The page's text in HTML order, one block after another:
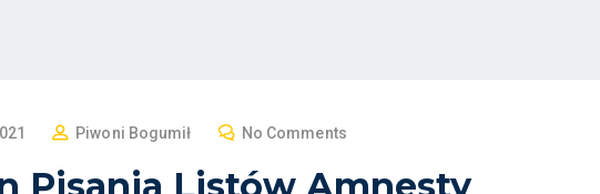
Piwoni Bogumił No Comments